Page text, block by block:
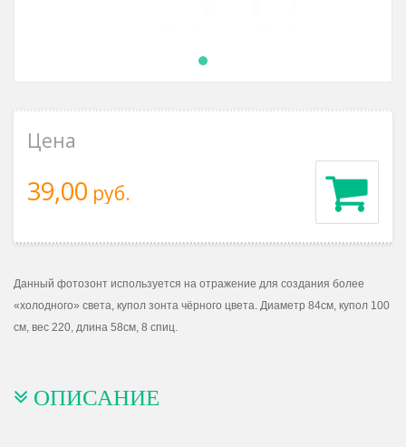
Цена
39,00 руб.
Данный фотозонт используется на отражение для создания более
«холодного» света, купол зонта чёрного цвета. Диаметр 84см, купол 100
см, вес 220, длина 58см, 8 спиц.
ОПИСАНИЕ